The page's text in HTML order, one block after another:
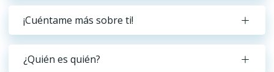
¡Cuéntame más sobre ti!
¿Quién es quién?